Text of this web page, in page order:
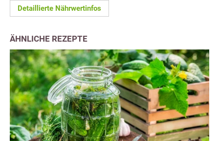
Detaillierte Nährwertinfos
ÄHNLICHE REZEPTE